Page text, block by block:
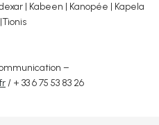
| Kabeen | Kanopée | Kapela
–
/ + 33 6 75 53 83 26